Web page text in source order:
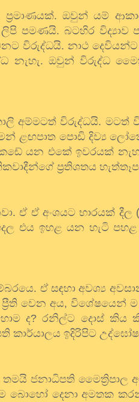
ඔවුන් යම්
ලිපි පමණයි. බටහිර
විරුද්ධයි. නාථ
ඔවුන් විරුද්ධ
අම්මටත් විරුද්ධයි. මටත්
ළඟපාත පොඩි දිව්‍ය
යන එකේ ඉවරයක්
ප්‍රතිශතය
ඒ ඒ අංශයට භාරයක්
එය ඉහළ යන හැටි
ඒ සඳහා අවශ්‍ය
වෙන අය, විශේෂයෙන්
ද? රනිල්ට දොස් කිය
කාර්යාලය ඉදිරිපිට
ජනාධිපති මෛත්‍රිපාල
බොහෝ දෙනා අමතක